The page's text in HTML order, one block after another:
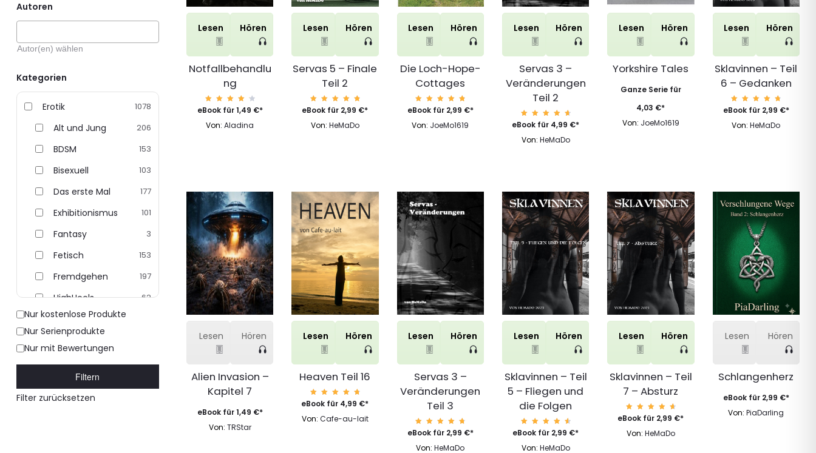
Lesen Hören
Notfallbehandlu
ng
Bewert
et mit
von 5
eBook für1,49 €*
Von:Aladina
Lesen Hören
Servas 5 – Finale
Teil 2
Bewerte
t mit
von 5
eBook für 2,99 €*
Von: HeMaDo
Lesen Hören
Die Loch-Hope-
Cottages
Bewert
et mit
von 5
eBook für 2,99 €*
Von: JoeMo1619
Lesen Hören
Servas 3 –
Veränderungen
Teil 2
Bewert
et mit
von 5
eBook für 4,99 €*
Von: HeMaDo
Lesen Hören
Yorkshire Tales
Ganze Serie für
4,03 €*
Von: JoeMo1619
Lesen Hören
Sklavinnen – Teil
6 – Gedanken
Bewert
et mit
von 5
eBook für 2,99 €*
Von:HeMaDo
Lesen Hören
Alien Invasion –
Kapitel 7
eBook für1,49 €*
Von: TRStar
Lesen Hören
Heaven Teil 16
Bewert
et mit
von 5
eBook für 4,99 €*
Von: Cafe-au-lait
Lesen Hören
Servas 3 –
Veränderungen
Teil 3
Bewert
et mit
von 5
eBook für 2,99 €*
Von:HeMaDo
Lesen Hören
Sklavinnen – Teil
5 – Fliegen und
die Folgen
Bewert
et mit
von 5
eBook für 2,99 €*
Von: HeMaDo
Lesen Hören
Sklavinnen – Teil
7 – Absturz
Bewert
et mit
von 5
eBook für 2,99 €*
Von: HeMaDo
Lesen Hören
Schlangenherz
eBook für 2,99 €*
Von:PiaDarling
Autoren
Kategorien
Erotik 1078
Alt und Jung 206
BDSM 153
Bisexuell 103
Das erste Mal 177
Exhibitionismus 101
Fantasy 3
Fetisch 153
Fremdgehen 197
HighHeels 62
Klinik
Latex
Nylon
Rollenspiel
Nur kostenlose Produkte
Nur Serienprodukte
Nur mit Bewertungen
Filtern
Filter zurücksetzen